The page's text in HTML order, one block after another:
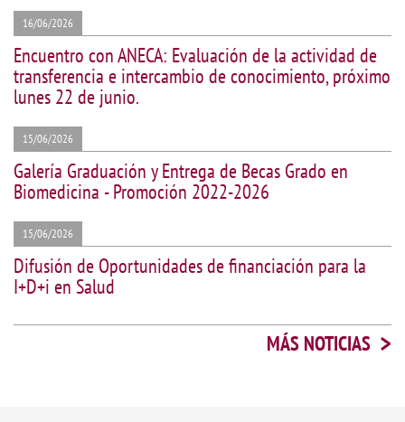
16/06/2026
Encuentro con ANECA: Evaluación de la actividad de
transferencia e intercambio de conocimiento, próximo
lunes 22 de junio.
15/06/2026
Galería Graduación y Entrega de Becas Grado en
Biomedicina - Promoción 2022-2026
15/06/2026
Difusión de Oportunidades de financiación para la
I+D+i en Salud
MÁS NOTICIAS >